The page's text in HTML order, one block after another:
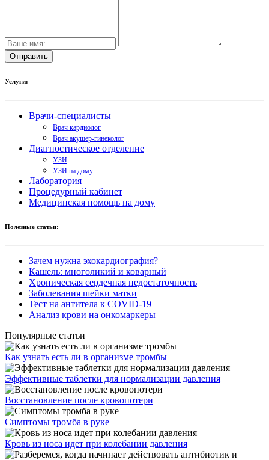
Услуги:
Врачи-специалисты
Врач кардиолог
Врач акушер-гинеколог
Диагностическое отделение
УЗИ
УЗИ на дому
Лаборатория
Процедурный кабинет
Медицинская помощь на дому
Полезные статьи:
Зачем нужна эхокардиография?
Кашель: многоликий и коварный
Хроническая сердечная недостаточность
Заболевания шейки матки
Тест на антитела к COVID-19
Анализ крови на онкомаркеры
Популярные статьи
Как узнать есть ли в организме тромбы
Эффективные таблетки для нормализации давления
Восстановление после кровопотери
Симптомы тромба в руке
Кровь из носа идет при колебании давления